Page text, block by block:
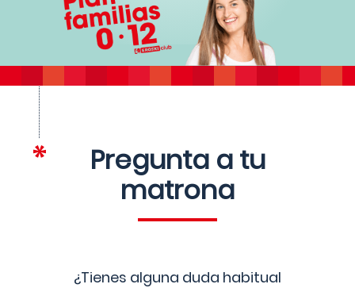
Pregunta a tu
matrona
¿Tienes alguna duda habitual